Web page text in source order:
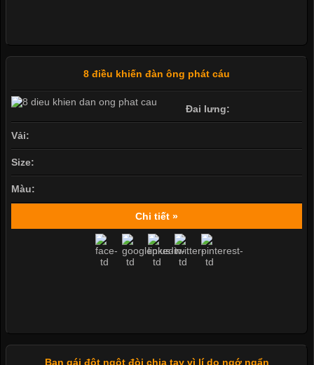
8 điều khiến đàn ông phát cáu
Đai lưng:
Vải:
Size:
Màu:
Chi tiết »
Bạn gái đột ngột đòi chia tay vì lí do ngớ ngẩn